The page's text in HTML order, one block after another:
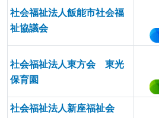
社会福祉法人飯能市社会福
祉協議会
社会福祉法人東方会 東光
保育園
社会福祉法人新座福祉会